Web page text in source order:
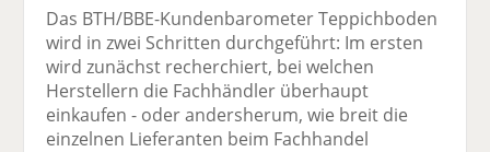
Das BTH/BBE-Kundenbarometer Teppichboden
wird in zwei Schritten durchgeführt: Im ersten
wird zunächst recherchiert, bei welchen
Herstellern die Fachhändler überhaupt
einkaufen - oder andersherum, wie breit die
einzelnen Lieferanten beim Fachhandel